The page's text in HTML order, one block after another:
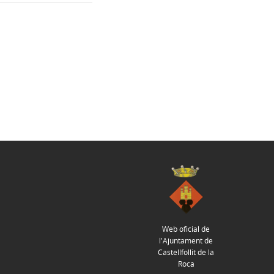
Web oficial de
l'Ajuntament de
Castellfollit de la
Roca